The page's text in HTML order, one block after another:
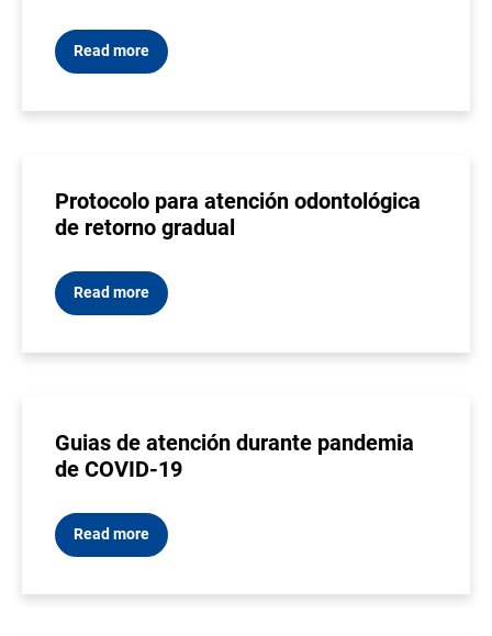
Read more
Protocolo para atención odontológica
de retorno gradual
Read more
Guias de atención durante pandemia
de COVID-19
Read more